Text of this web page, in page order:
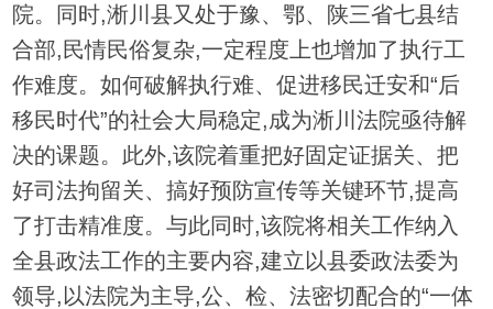
院。同时,淅川县又处于豫、鄂、陕三省七县结
合部,民情民俗复杂,一定程度上也增加了执行工
作难度。如何破解执行难、促进移民迁安和“后
移民时代”的社会大局稳定,成为淅川法院亟待解
决的课题。此外,该院着重把好固定证据关、把
好司法拘留关、搞好预防宣传等关键环节,提高
了打击精准度。与此同时,该院将相关工作纳入
全县政法工作的主要内容,建立以县委政法委为
领导,以法院为主导,公、检、法密切配合的“一体